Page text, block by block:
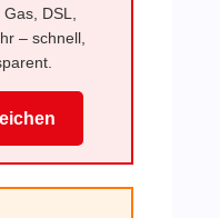
DSL,
– schnell,